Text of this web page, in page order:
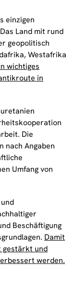
einzigen
Land mit rund
geopolitisch
Westafrika
wichtiges
in
Die
nach Angaben
Umfang von
Beschäftigung
Damit
gestärkt und
werden.